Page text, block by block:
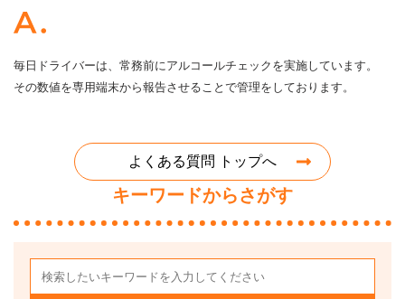
毎日ドライバーは、常務前にアルコールチェックを実施しています。
その数値を専用端末から報告させることで管理をしております。
よくある質問 トップへ
キーワードからさがす